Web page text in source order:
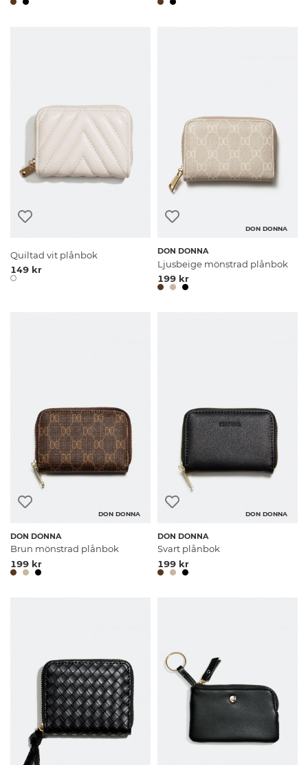
Quiltad vit plånbok
149 kr
DON DONNA
DON DONNA
Ljusbeige mönstrad plånbok
199 kr
DON DONNA
DON DONNA
Brun mönstrad plånbok
199 kr
DON DONNA
DON DONNA
Svart plånbok
199 kr